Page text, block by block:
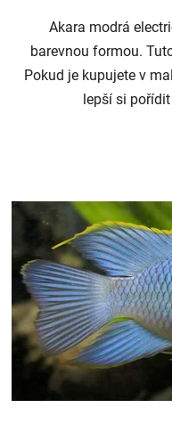
Akara modrá
barevnou formou.
Pokud je kupujete v
lepší si